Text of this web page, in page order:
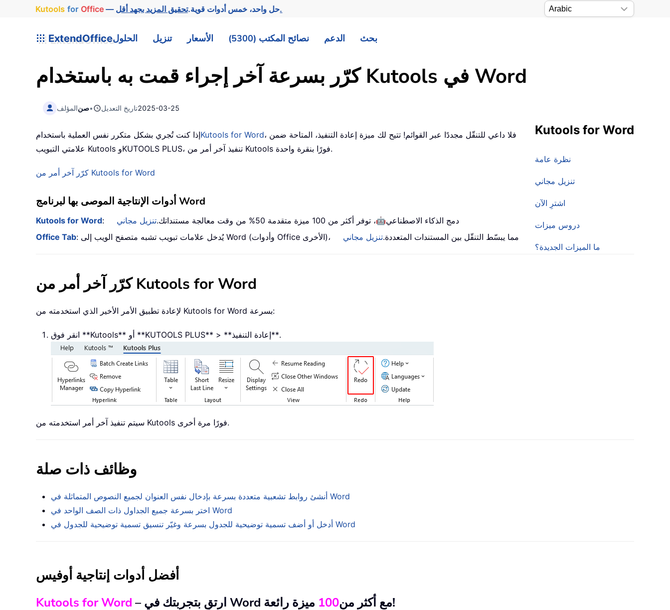
Kutools for Office — حل واحد، خمس أدوات قوية.تحقيق المزيد بجهد أقل.
ExtendOfficeالحلول تنزيل الأسعار نصائح المكتب (5300) الدعم بحث
كرّر بسرعة آخر إجراء قمت به باستخدام Kutools في Word
المؤلفصن• تاريخ التعديل2025-03-25
Kutools for Word
نظرة عامة
تنزيل مجاني
اشترِ الآن
دروس ميزات
ما الميزات الجديدة؟
إذا كنت تُجري بشكل متكرر نفس العملية باستخدامKutools for Word، فلا داعي للتنقّل مجددًا عبر القوائم! تتيح لك ميزة إعادة التنفيذ، المتاحة ضمن
علامتي التبويب Kutools وKUTOOLS PLUS، تنفيذ آخر أمر من Kutools فورًا بنقرة واحدة.
كرّر آخر أمر من Kutools for Word
أدوات الإنتاجية الموصى بها لبرنامج Word
Kutools for Word : دمج الذكاء الاصطناعي🤖، توفر أكثر من 100 ميزة متقدمة 50% من وقت معالجة مستنداتك.
تنزيل مجاني
Office Tab
: يُدخل علامات تبويب تشبه متصفح الويب إلى Word (وأدوات Office الأخرى)، مما يبسّط التنقّل بين المستندات المتعددة.تنزيل مجاني
كرّر آخر أمر من Kutools for Word
لإعادة تطبيق الأمر الأخير الذي استخدمته من Kutools for Word بسرعة:
انقر فوق **Kutools** أو **KUTOOLS PLUS** > **إعادة التنفيذ**.
سيتم تنفيذ آخر أمر استخدمته من Kutools فورًا مرة أخرى.
وظائف ذات صلة
أنشئ روابط تشعبية متعددة بسرعة بإدخال نفس العنوان لجميع النصوص المتماثلة في Word
اختر بسرعة جميع الجداول ذات الصف الواحد في Word
أدخل أو أضف تسمية توضيحية للجدول بسرعة وغيّر تنسيق تسمية توضيحية للجدول في Word
أفضل أدوات إنتاجية أوفيس
Kutools for Word – ارتقِ بتجربتك في Word مع أكثر من100 ميزة رائعة!